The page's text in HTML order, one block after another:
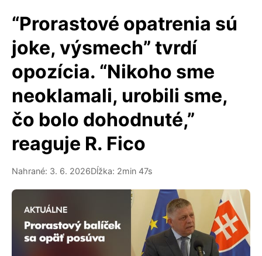
“Prorastové opatrenia sú
joke, výsmech” tvrdí
opozícia. “Nikoho sme
neoklamali, urobili sme,
čo bolo dohodnuté,”
reaguje R. Fico
Nahrané: 3. 6. 2026Dĺžka: 2min 47s